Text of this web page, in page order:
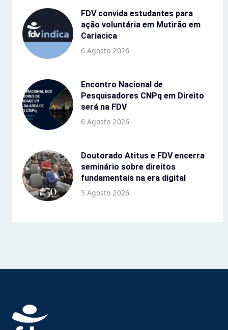
FDV convida estudantes para
ação voluntária em Mutirão em
Cariacica
6 Agosto 2026
Encontro Nacional de
Pesquisadores CNPq em Direito
será na FDV
6 Agosto 2026
Doutorado Atitus e FDV encerra
seminário sobre direitos
fundamentais na era digital
5 Agosto 2026